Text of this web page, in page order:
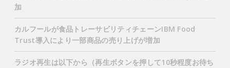
加
カルフールが食品トレーサビリティチェーンIBM Food
Trust導入により一部商品の売り上げが増加
ラジオ再生は以下から（再生ボタンを押して10秒程度お待ち